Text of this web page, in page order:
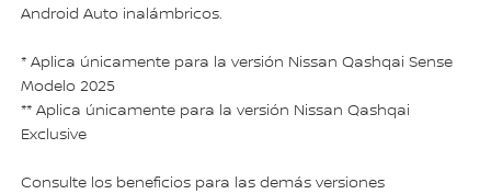
Android Auto inalámbricos.
* Aplica únicamente para la versión Nissan Qashqai Sense
Modelo 2025
** Aplica únicamente para la versión Nissan Qashqai
Exclusive
Consulte los beneficios para las demás versiones